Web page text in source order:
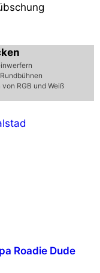
RGB und Weiß
Roadie Dude